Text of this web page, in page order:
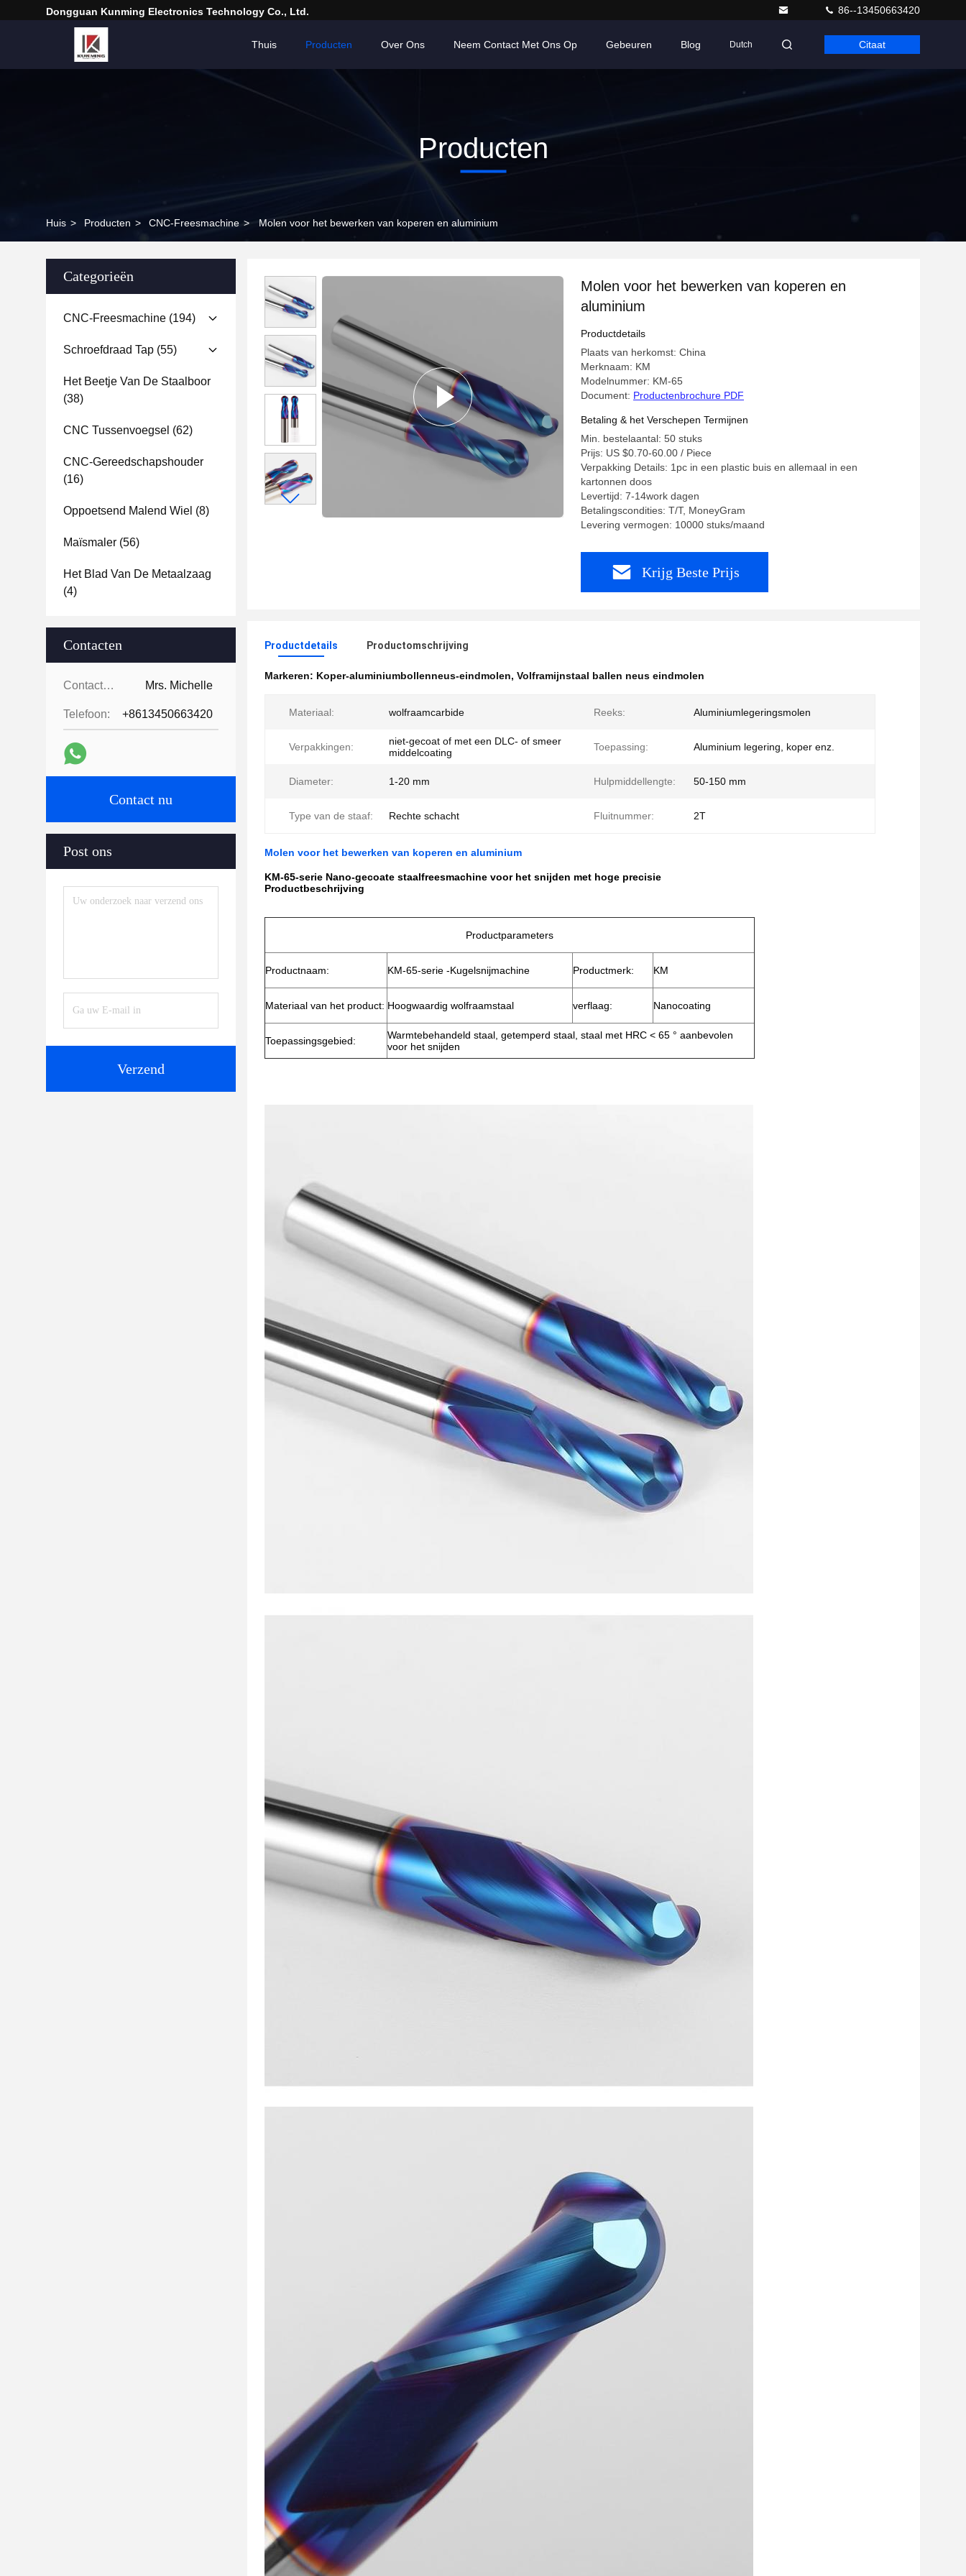
Dongguan Kunming Electronics Technology Co., Ltd. 86--13450663420
Thuis Producten Over Ons Neem Contact Met Ons Op Gebeuren Blog Dutch Citaat
Producten
Huis > Producten > CNC-Freesmachine > Molen voor het bewerken van koperen en aluminium
Categorieën
CNC-Freesmachine (194)
Schroefdraad Tap (55)
Het Beetje Van De Staalboor
(38)
CNC Tussenvoegsel (62)
CNC-Gereedschapshouder
(16)
Oppoetsend Malend Wiel (8)
Maïsmaler (56)
Het Blad Van De Metaalzaag
(4)
Contacten
Contacten: Mrs. Michelle
Telefoon: +8613450663420
Contact nu
Post ons
Verzend
Molen voor het bewerken van koperen en
aluminium
Productdetails
Plaats van herkomst: China
Merknaam: KM
Modelnummer: KM-65
Document: Productenbrochure PDF
Betaling & het Verschepen Termijnen
Min. bestelaantal: 50 stuks
Prijs: US $0.70-60.00 / Piece
Verpakking Details: 1pc in een plastic buis en allemaal in een
kartonnen doos
Levertijd: 7-14work dagen
Betalingscondities: T/T, MoneyGram
Levering vermogen: 10000 stuks/maand
Krijg Beste Prijs
Productdetails Productomschrijving
Markeren: Koper-aluminiumbollenneus-eindmolen, Volframijnstaal ballen neus eindmolen
Materiaal: wolfraamcarbide Reeks: Aluminiumlegeringsmolen
Verpakkingen:
niet-gecoat of met een DLC- of smeer
middelcoating
Toepassing: Aluminium legering, koper enz.
Diameter: 1-20 mm Hulpmiddellengte: 50-150 mm
Type van de staaf: Rechte schacht Fluitnummer: 2T
Molen voor het bewerken van koperen en aluminium
KM-65-serie Nano-gecoate staalfreesmachine voor het snijden met hoge precisie
Productbeschrijving
Productparameters
Productnaam: KM-65-serie -Kugelsnijmachine Productmerk: KM
Materiaal van het product: Hoogwaardig wolfraamstaal verflaag: Nanocoating
Toepassingsgebied:
Warmtebehandeld staal, getemperd staal, staal met HRC < 65 ° aanbevolen
voor het snijden